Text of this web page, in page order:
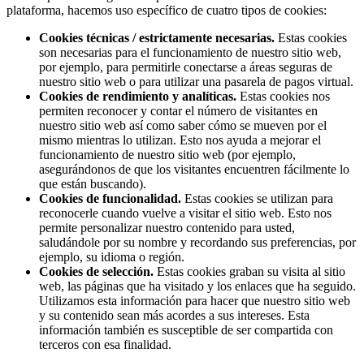
plataforma, hacemos uso específico de cuatro tipos de cookies:
Cookies técnicas / estrictamente necesarias. Estas cookies
son necesarias para el funcionamiento de nuestro sitio web,
por ejemplo, para permitirle conectarse a áreas seguras de
nuestro sitio web o para utilizar una pasarela de pagos virtual.
Cookies de rendimiento y analíticas. Estas cookies nos
permiten reconocer y contar el número de visitantes en
nuestro sitio web así como saber cómo se mueven por el
mismo mientras lo utilizan. Esto nos ayuda a mejorar el
funcionamiento de nuestro sitio web (por ejemplo,
asegurándonos de que los visitantes encuentren fácilmente lo
que están buscando).
Cookies de funcionalidad. Estas cookies se utilizan para
reconocerle cuando vuelve a visitar el sitio web. Esto nos
permite personalizar nuestro contenido para usted,
saludándole por su nombre y recordando sus preferencias, por
ejemplo, su idioma o región.
Cookies de selección. Estas cookies graban su visita al sitio
web, las páginas que ha visitado y los enlaces que ha seguido.
Utilizamos esta información para hacer que nuestro sitio web
y su contenido sean más acordes a sus intereses. Esta
información también es susceptible de ser compartida con
terceros con esa finalidad.